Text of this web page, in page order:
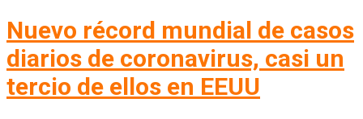
Nuevo récord mundial de casos
diarios de coronavirus, casi un
tercio de ellos en EEUU